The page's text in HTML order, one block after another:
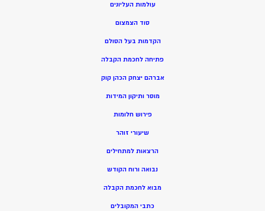
עולמות העליונים
סוד הצמצום
הקדמות בעל הסולם
פתיחה לחכמת הקבלה
אברהם יצחק הכהן קוק
מוסר ותיקון המידות
פירוש חלומות
שיעורי זוהר
הרצאות למתחילים
נבואה ורוח הקודש
מבוא לחכמת הקבלה
כתבי המקובלים